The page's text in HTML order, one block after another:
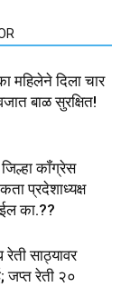
महिलेने दिला चार
बाळ सुरक्षित!
कॉंग्रेस
प्रदेशाध्यक्ष
का.??
साठ्यावर
जप्त रेती २०